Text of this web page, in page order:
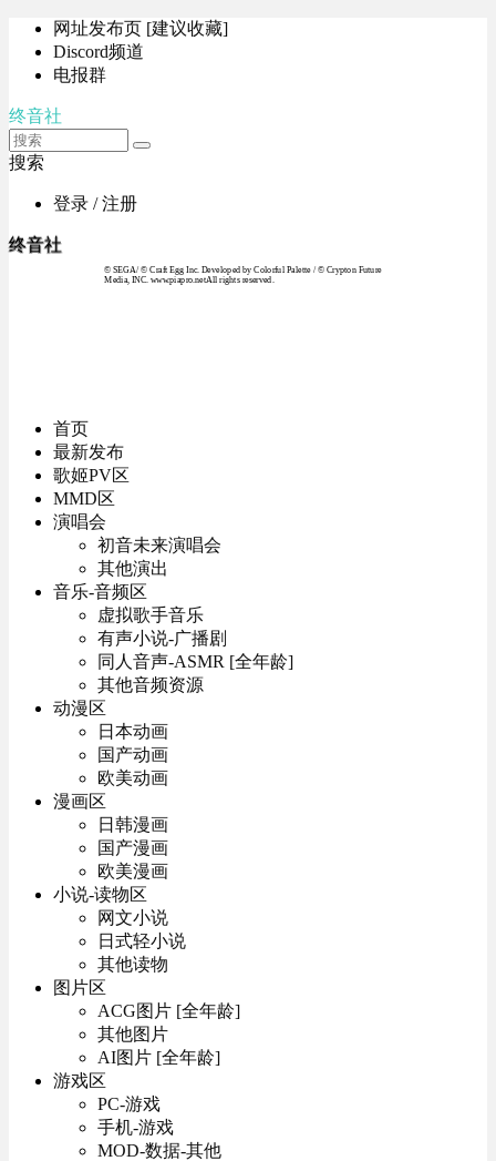
网址发布页 [建议收藏]
Discord频道
电报群
终音社
搜索
登录 / 注册
终音社
© SEGA / © Craft Egg Inc. Developed by Colorful Palette / © Crypton Future
Media, INC. www.piapro.netAll rights reserved.
首页
最新发布
歌姬PV区
MMD区
演唱会
初音未来演唱会
其他演出
音乐-音频区
虚拟歌手音乐
有声小说-广播剧
同人音声-ASMR [全年龄]
其他音频资源
动漫区
日本动画
国产动画
欧美动画
漫画区
日韩漫画
国产漫画
欧美漫画
小说-读物区
网文小说
日式轻小说
其他读物
图片区
ACG图片 [全年龄]
其他图片
AI图片 [全年龄]
游戏区
PC-游戏
手机-游戏
MOD-数据-其他